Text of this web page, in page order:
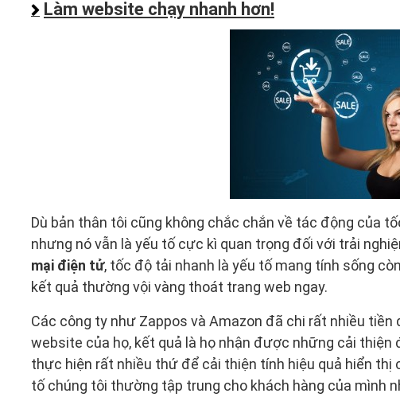
Làm website chạy nhanh hơn!
Dù bản thân tôi cũng không chắc chắn về tác động của
nhưng nó vẫn là yếu tố cực kì quan trọng đối với trải
mại điện tử, tốc độ tải nhanh là yếu tố mang tính sống
kết quả thường vội vàng thoát trang web ngay.
Các công ty như Zappos và Amazon đã chi rất nhiều
website của họ, kết quả là họ nhận được những cải thiện
thực hiện rất nhiều thứ để cải thiện tính hiệu quả hiển
tố chúng tôi thường tập trung cho khách hàng của mình